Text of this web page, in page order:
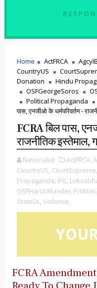
Home ActFRCA AgcyIB
CountryUS
Donation
Hindu
OSFGeorgeSoros
Political Propaganda
पास, एनजीओ के धर्मपरिवर्तन -
FCRA बिल पास,
राजनीतिक इस्तेमाल,
Nationalist ActFRCA,
CountryUS, CourtSupreme,
Propaganda, IPC,
OSFHarshMander,
StateDL, Violence,
FCRA